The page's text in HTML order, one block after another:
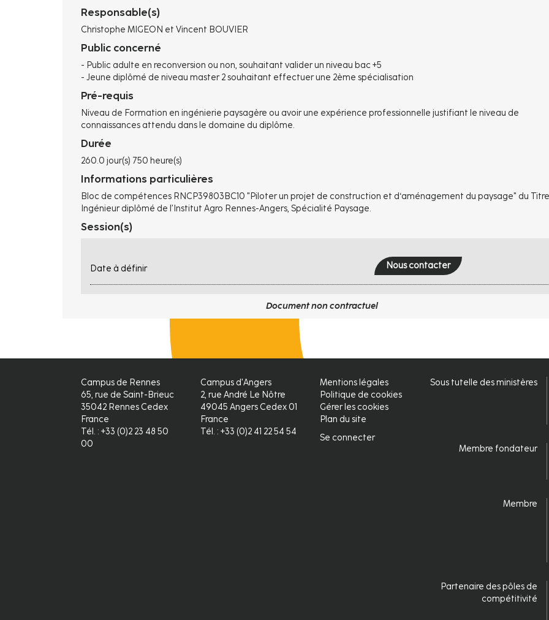
Responsable(s)
Christophe MIGEON et Vincent BOUVIER
Public concerné
- Public adulte en reconversion ou non, souhaitant valider un niveau bac +5
- Jeune diplômé de niveau master 2 souhaitant effectuer une 2ème spécialisation
Pré-requis
Niveau de Formation en ingénierie paysagère ou avoir une expérience professionnelle justifiant le niveau de
connaissances attendu dans le domaine du diplôme.
Durée
260.0 jour(s) 750 heure(s)
Informations particulières
Bloc de compétences RNCP39803BC10 "Piloter un projet de construction et d‘aménagement du paysage" du Titre
Ingénieur diplômé de l’Institut Agro Rennes-Angers, Spécialité Paysage.
Session(s)
Date à définir Nous contacter
Document non contractuel
Campus de Rennes
65, rue de Saint-Brieuc
35042 Rennes Cedex
France
Tél. : +33 (0)2 23 48 50
00
Campus d'Angers
2, rue André Le Nôtre
49045 Angers Cedex 01
France
Tél. : +33 (0)2 41 22 54 54
Pied
de
page
Mentions légales
Politique de cookies
Gérer les cookies
Plan du site
Se connecter
Sous tutelle des ministères
Membre fondateur
Membre
Partenaire des pôles de
compétitivité